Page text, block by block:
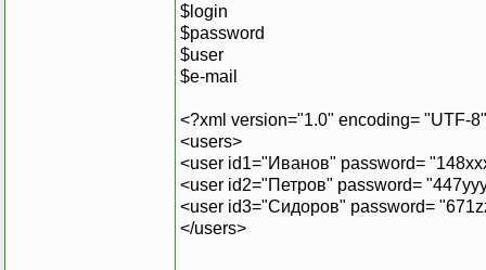
$login
$password
$user
$e-mail
<?xml version="1.0" encoding= "UTF-
<users>
<user id1="Иванов" password=
<user id2="Петров" password=
<user id3="Сидоров" password=
</users>